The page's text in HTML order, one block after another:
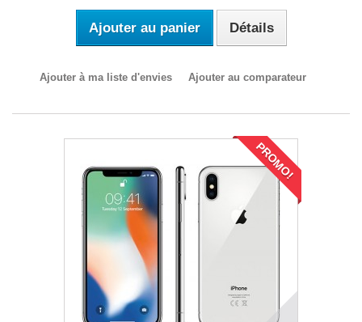
Ajouter au panier Détails
Ajouter à ma liste d'envies Ajouter au comparateur
PROMO!